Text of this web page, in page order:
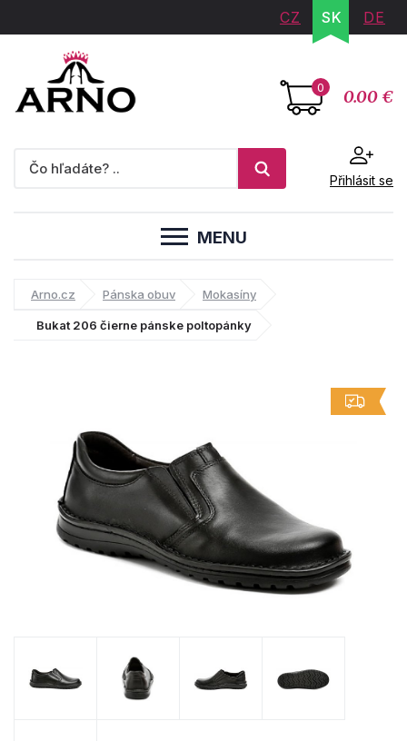
CZ SK DE
0 0.00 €
Přihlásit se
MENU
Arno.cz Pánska obuv Mokasíny
Bukat 206 čierne pánske poltopánky